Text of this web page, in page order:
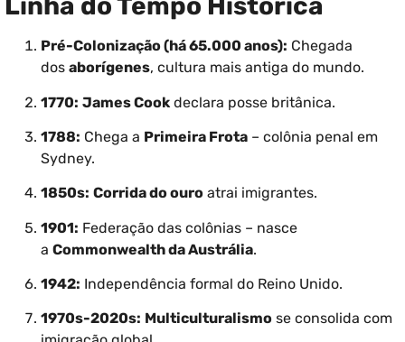
Linha do Tempo Histórica
Pré-Colonização (há 65.000 anos): Chegada
dos aborígenes, cultura mais antiga do mundo.
1770: James Cook declara posse britânica.
1788: Chega a Primeira Frota – colônia penal em
Sydney.
1850s: Corrida do ouro atrai imigrantes.
1901: Federação das colônias – nasce
a Commonwealth da Austrália.
1942: Independência formal do Reino Unido.
1970s-2020s: Multiculturalismo se consolida com